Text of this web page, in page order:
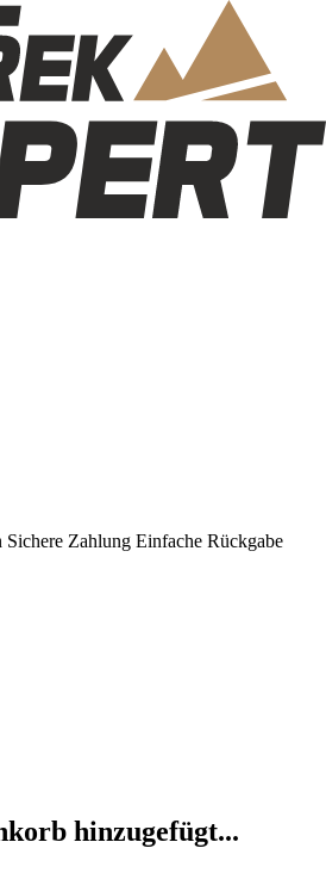
Sichere Zahlung Einfache Rückgabe
hinzugefügt...